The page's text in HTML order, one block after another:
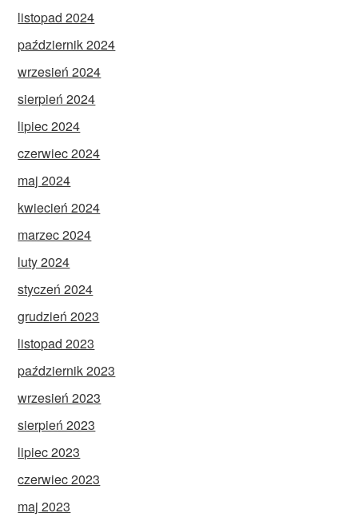
listopad 2024
październik 2024
wrzesień 2024
sierpień 2024
lipiec 2024
czerwiec 2024
maj 2024
kwiecień 2024
marzec 2024
luty 2024
styczeń 2024
grudzień 2023
listopad 2023
październik 2023
wrzesień 2023
sierpień 2023
lipiec 2023
czerwiec 2023
maj 2023